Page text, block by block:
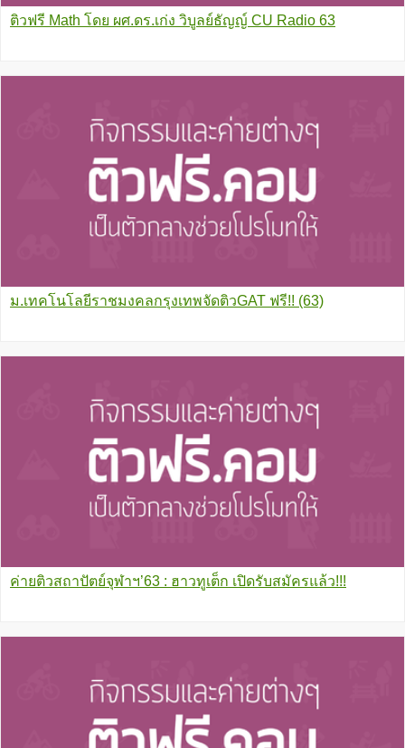
ติวฟรี Math โดย ผศ.ดร.เก่ง วิบูลย์ธัญญ์ CU Radio 63
ม.เทคโนโลยีราชมงคลกรุงเทพจัดติวGAT ฟรี!! (63)
ค่ายติวสถาปัตย์จุฬาฯ’63 : ฮาวทูเต็ก เปิดรับสมัครแล้ว!!!